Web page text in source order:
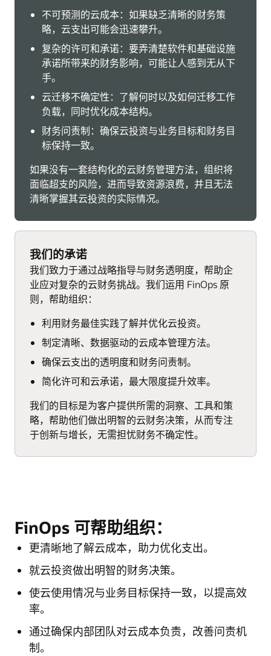
不可预测的云成本：如果缺乏清晰的财务策
略，云支出可能会迅速攀升。
复杂的许可和承诺：要弄清楚软件和基础设施
承诺所带来的财务影响，可能让人感到无从下
手。
云迁移不确定性：了解何时以及如何迁移工作
负载，同时优化成本结构。
财务问责制：确保云投资与业务目标和财务目
标保持一致。
如果没有一套结构化的云财务管理方法，组织将
面临超支的风险，进而导致资源浪费，并且无法
清晰掌握其云投资的实际情况。
我们的承诺
我们致力于通过战略指导与财务透明度，帮助企
业应对复杂的云财务挑战。我们运用 FinOps 原
则，帮助组织：
利用财务最佳实践了解并优化云投资。
制定清晰、数据驱动的云成本管理方法。
确保云支出的透明度和财务问责制。
简化许可和云承诺，最大限度提升效率。
我们的目标是为客户提供所需的洞察、工具和策
略，帮助他们做出明智的云财务决策，从而专注
于创新与增长，无需担忧财务不确定性。
FinOps 可帮助组织：
更清晰地了解云成本，助力优化支出。
就云投资做出明智的财务决策。
使云使用情况与业务目标保持一致，以提高效
率。
通过确保内部团队对云成本负责，改善问责机
制。